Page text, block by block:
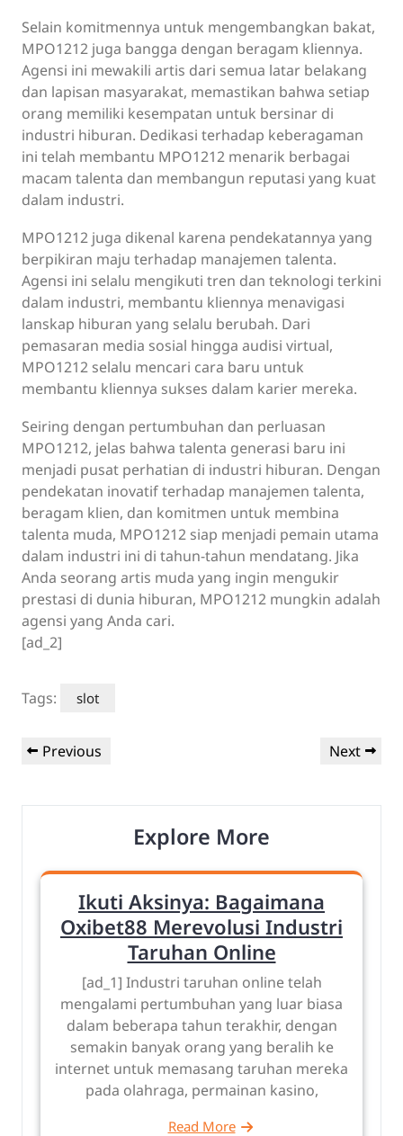
Selain komitmennya untuk mengembangkan bakat,
MPO1212 juga bangga dengan beragam kliennya.
Agensi ini mewakili artis dari semua latar belakang
dan lapisan masyarakat, memastikan bahwa setiap
orang memiliki kesempatan untuk bersinar di
industri hiburan. Dedikasi terhadap keberagaman
ini telah membantu MPO1212 menarik berbagai
macam talenta dan membangun reputasi yang kuat
dalam industri.
MPO1212 juga dikenal karena pendekatannya yang
berpikiran maju terhadap manajemen talenta.
Agensi ini selalu mengikuti tren dan teknologi terkini
dalam industri, membantu kliennya menavigasi
lanskap hiburan yang selalu berubah. Dari
pemasaran media sosial hingga audisi virtual,
MPO1212 selalu mencari cara baru untuk
membantu kliennya sukses dalam karier mereka.
Seiring dengan pertumbuhan dan perluasan
MPO1212, jelas bahwa talenta generasi baru ini
menjadi pusat perhatian di industri hiburan. Dengan
pendekatan inovatif terhadap manajemen talenta,
beragam klien, dan komitmen untuk membina
talenta muda, MPO1212 siap menjadi pemain utama
dalam industri ini di tahun-tahun mendatang. Jika
Anda seorang artis muda yang ingin mengukir
prestasi di dunia hiburan, MPO1212 mungkin adalah
agensi yang Anda cari.
[ad_2]
Tags: slot
Post
Previous
Previous
Next
Next
Explore More
Ikuti Aksinya: Bagaimana
Oxibet88 Merevolusi Industri
Taruhan Online
[ad_1] Industri taruhan online telah
mengalami pertumbuhan yang luar biasa
dalam beberapa tahun terakhir, dengan
semakin banyak orang yang beralih ke
internet untuk memasang taruhan mereka
pada olahraga, permainan kasino,
Read More